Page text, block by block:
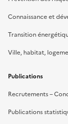
Connaissance et
Transition
Ville, habitat,
Publications
Recrutements –
Publications